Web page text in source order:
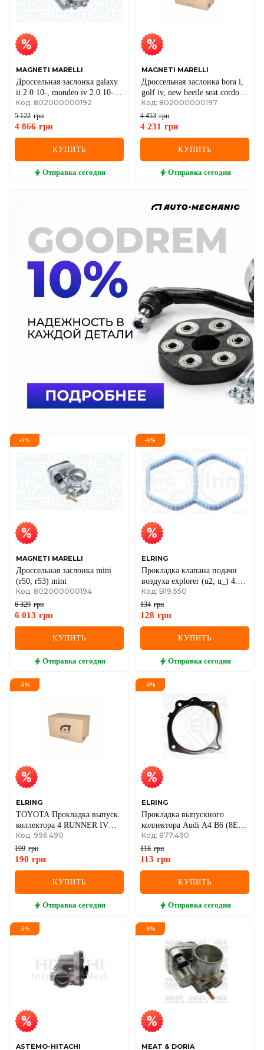
MAGNETI MARELLI
Дроссельная заслонка galaxy
ii 2.0 10-, mondeo iv 2.0 10-,
s-max 2.0 10-, jaguar, land
rover ford
Код: 802000000192
5 122 грн
4 866 грн
КУПИТЬ
Отправка сегодня
MAGNETI MARELLI
Дроссельная заслонка bora i,
golf iv, new beetle seat cordoba
(6l2), ibiza iii skoda fabia i,
octavia i vw
Код: 802000000197
4 453 грн
4 231 грн
КУПИТЬ
Отправка сегодня
-5%
MAGNETI MARELLI
Дроссельная заслонка mini
(r50, r53) mini
Код: 802000000194
6 329 грн
6 013 грн
КУПИТЬ
Отправка сегодня
-5%
ELRING
Прокладка клапана подачи
воздуха explorer (u2, u_) 4.0
99-02 ford usa
Код: B19.550
134 грн
128 грн
КУПИТЬ
Отправка сегодня
-5%
ELRING
TOYOTA Прокладка выпуск.
коллектора 4 RUNNER IV
(_N21_) 4.7 02-06
Код: 996.490
199 грн
190 грн
КУПИТЬ
Отправка сегодня
-5%
ELRING
Прокладка выпускного
коллектора Audi A4 B6 (8E2)
S4 quattro 2003–2004
Код: 877.490
118 грн
113 грн
КУПИТЬ
Отправка сегодня
-5%
ASTEMO-HITACHI
-5%
MEAT & DORIA